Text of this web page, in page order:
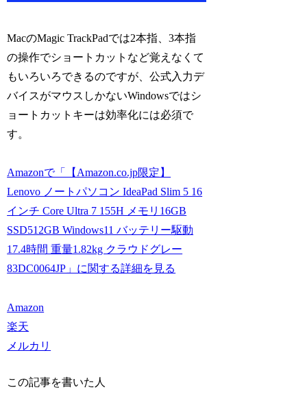
MacのMagic TrackPadでは2本指、3本指
の操作でショートカットなど覚えなくて
もいろいろできるのですが、公式入力デ
バイスがマウスしかないWindowsではシ
ョートカットキーは効率化には必須で
す。
Amazonで「【Amazon.co.jp限定】
Lenovo ノートパソコン IdeaPad Slim 5 16
インチ Core Ultra 7 155H メモリ16GB
SSD512GB Windows11 バッテリー駆動
17.4時間 重量1.82kg クラウドグレー
83DC0064JP」に関する詳細を見る
Amazon
楽天
メルカリ
この記事を書いた人